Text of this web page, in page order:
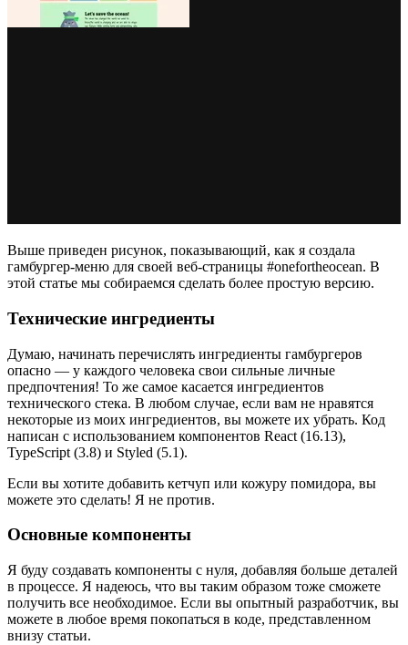
Выше приведен рисунок, показывающий, как я создала
гамбургер-меню для своей веб-страницы #onefortheocean. В
этой статье мы собираемся сделать более простую версию.
Технические ингредиенты
Думаю, начинать перечислять ингредиенты гамбургеров
опасно — у каждого человека свои сильные личные
предпочтения! То же самое касается ингредиентов
технического стека. В любом случае, если вам не нравятся
некоторые из моих ингредиентов, вы можете их убрать. Код
написан с использованием компонентов React (16.13),
TypeScript (3.8) и Styled (5.1).
Если вы хотите добавить кетчуп или кожуру помидора, вы
можете это сделать! Я не против.
Основные компоненты
Я буду создавать компоненты с нуля, добавляя больше деталей
в процессе. Я надеюсь, что вы таким образом тоже сможете
получить все необходимое. Если вы опытный разработчик, вы
можете в любое время покопаться в коде, представленном
внизу статьи.